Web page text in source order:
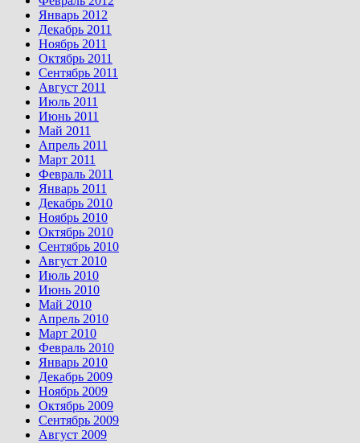
Январь 2012
Декабрь 2011
Ноябрь 2011
Октябрь 2011
Сентябрь 2011
Август 2011
Июль 2011
Июнь 2011
Май 2011
Апрель 2011
Март 2011
Февраль 2011
Январь 2011
Декабрь 2010
Ноябрь 2010
Октябрь 2010
Сентябрь 2010
Август 2010
Июль 2010
Июнь 2010
Май 2010
Апрель 2010
Март 2010
Февраль 2010
Январь 2010
Декабрь 2009
Ноябрь 2009
Октябрь 2009
Сентябрь 2009
Август 2009